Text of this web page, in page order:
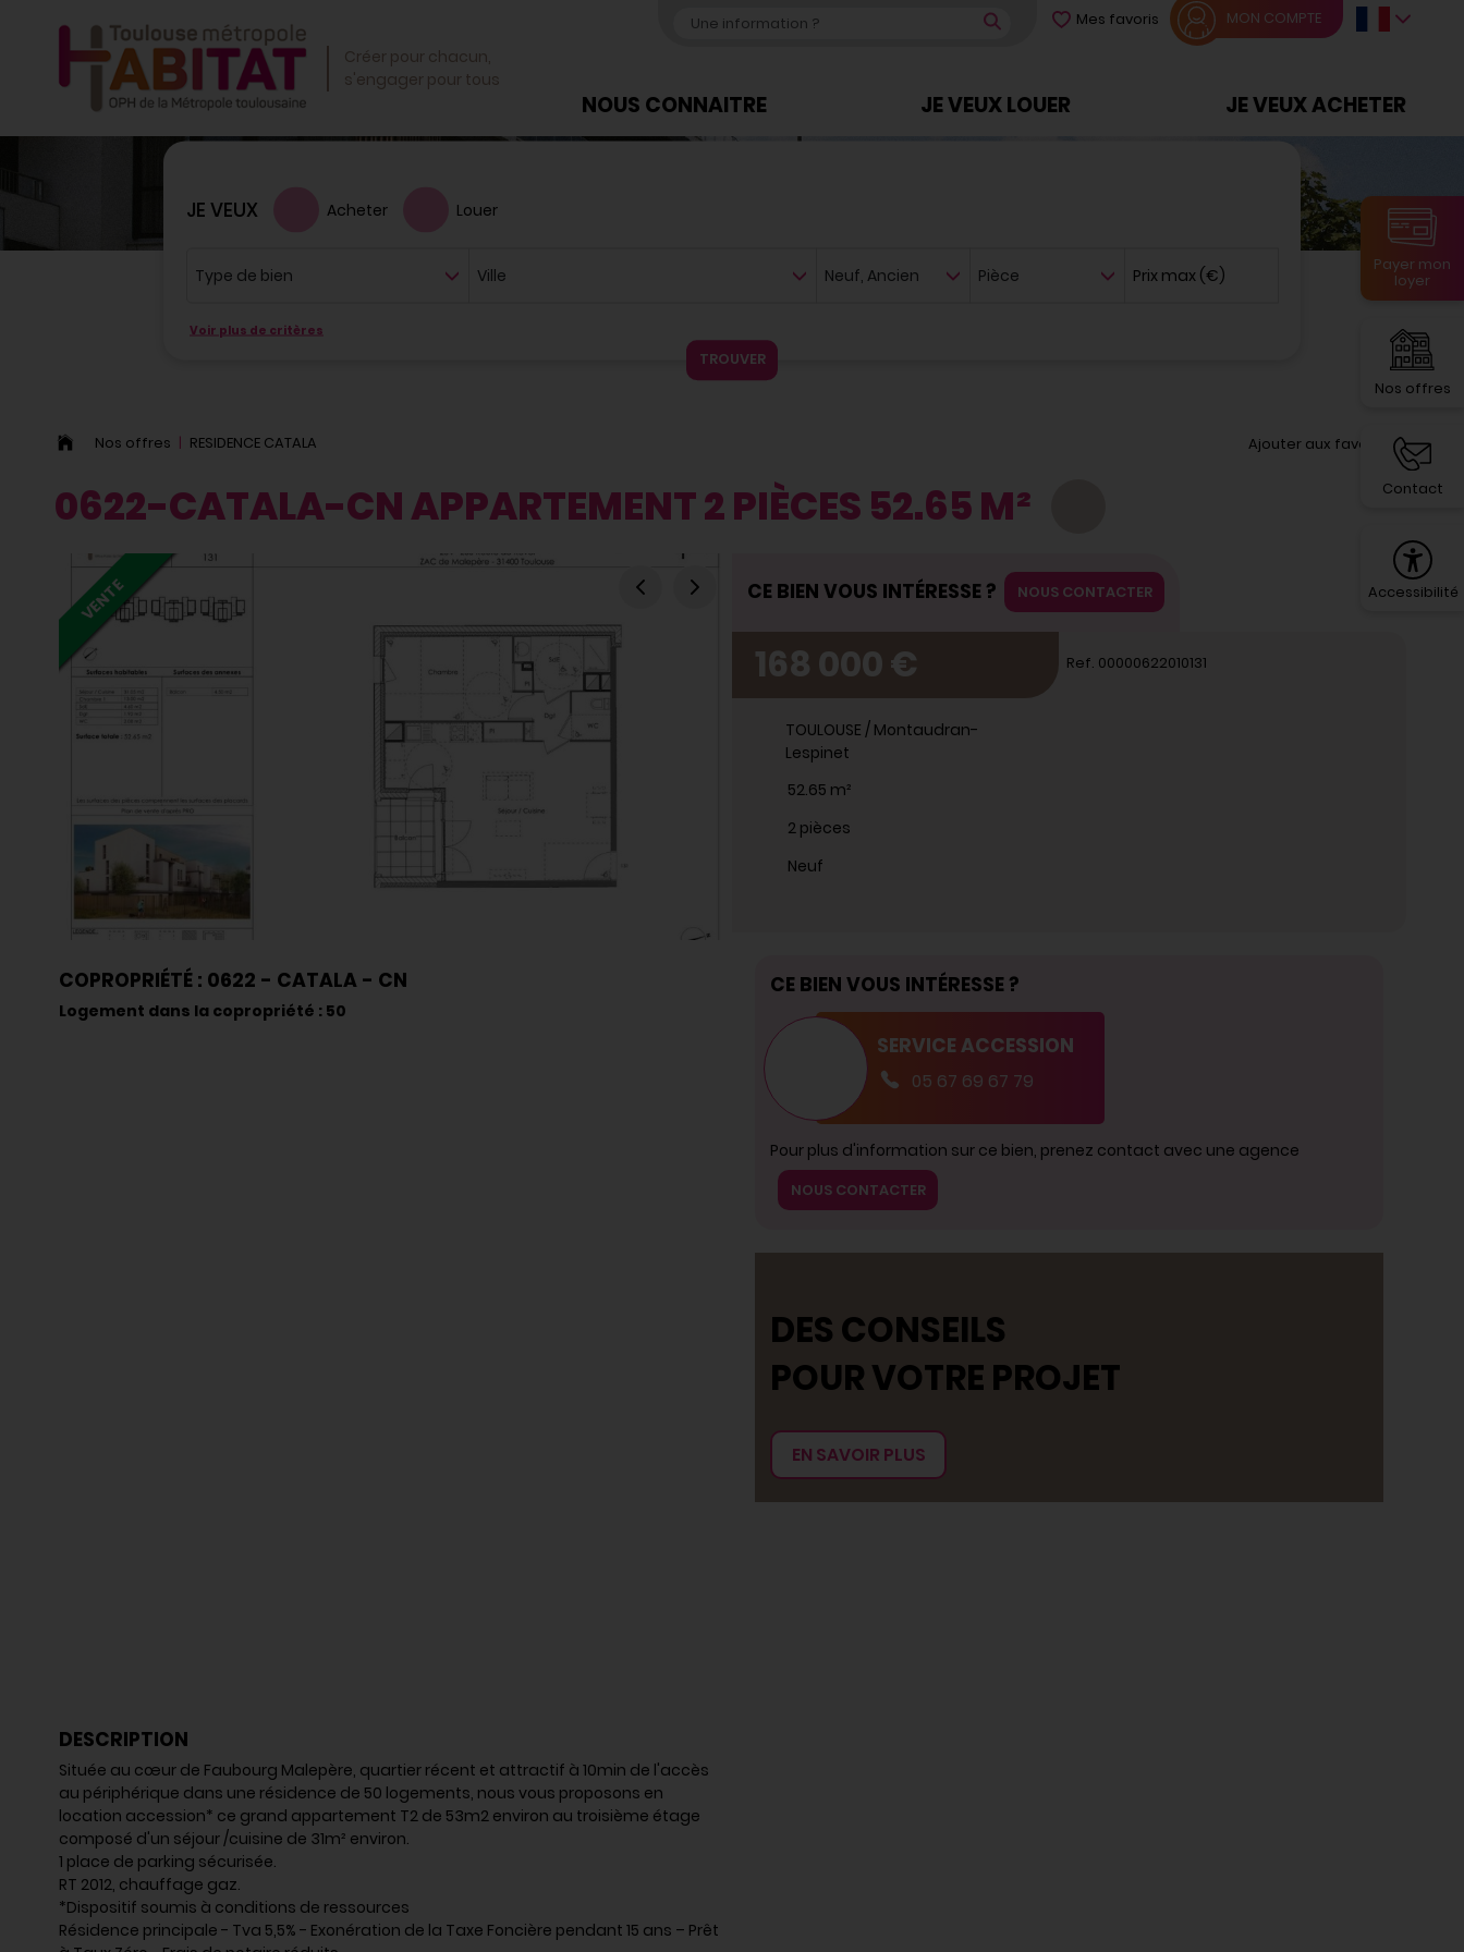
Créer pour chacun,
s'engager pour tous
Mes favoris MON COMPTE
NOUS CONNAITRE JE VEUX LOUER JE VEUX ACHETER
Voir plus de critères
JE VEUX Acheter Louer
Prix max (€)
Nos offres RESIDENCE CATALA Ajouter aux favoris
0622-CATALA-CN APPARTEMENT 2 PIÈCES 52.65 M²
CE BIEN VOUS INTÉRESSE ? NOUS CONTACTER
168 000 € Ref. 00000622010131
TOULOUSE / Montaudran-
Lespinet
52.65 m²
2 pièces
Neuf
CE BIEN VOUS INTÉRESSE ?
SERVICE ACCESSION
05 67 69 67 79
Pour plus d'information sur ce bien, prenez contact avec une agence
NOUS CONTACTER
DES CONSEILS
POUR VOTRE PROJET
EN SAVOIR PLUS
VENTE VENTE
COPROPRIÉTÉ : 0622 - CATALA - CN
Logement dans la copropriété : 50
DESCRIPTION
Située au cœur de Faubourg Malepère, quartier récent et attractif à 10min de l'accès
au périphérique dans une résidence de 50 logements, nous vous proposons en
location accession* ce grand appartement T2 de 53m2 environ au troisième étage
composé d'un séjour /cuisine de 31m² environ.
1 place de parking sécurisée.
RT 2012, chauffage gaz.
*Dispositif soumis à conditions de ressources
Résidence principale - Tva 5,5% - Exonération de la Taxe Foncière pendant 15 ans – Prêt
Payer mon
loyer
Nos offres
Contact
Accessibilité